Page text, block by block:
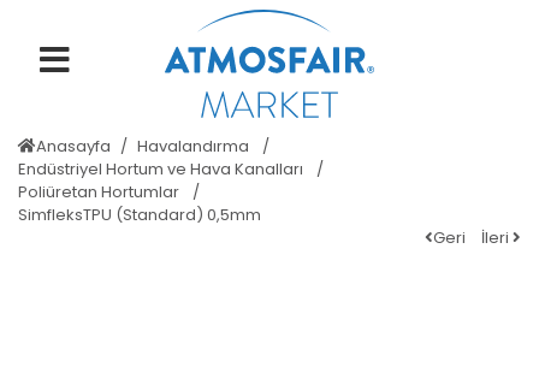
Anasayfa
Havalandırma
Endüstriyel Hortum ve Hava Kanalları
Poliüretan Hortumlar
SimfleksTPU (Standard) 0,5mm
Geri
İleri